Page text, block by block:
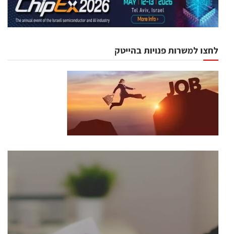
לחצו למשרות פנויות בהייטק
כנסים ואירועים
לכל העוסקים בתעשיית הסמיקונדקטור כולל מהנדסים,